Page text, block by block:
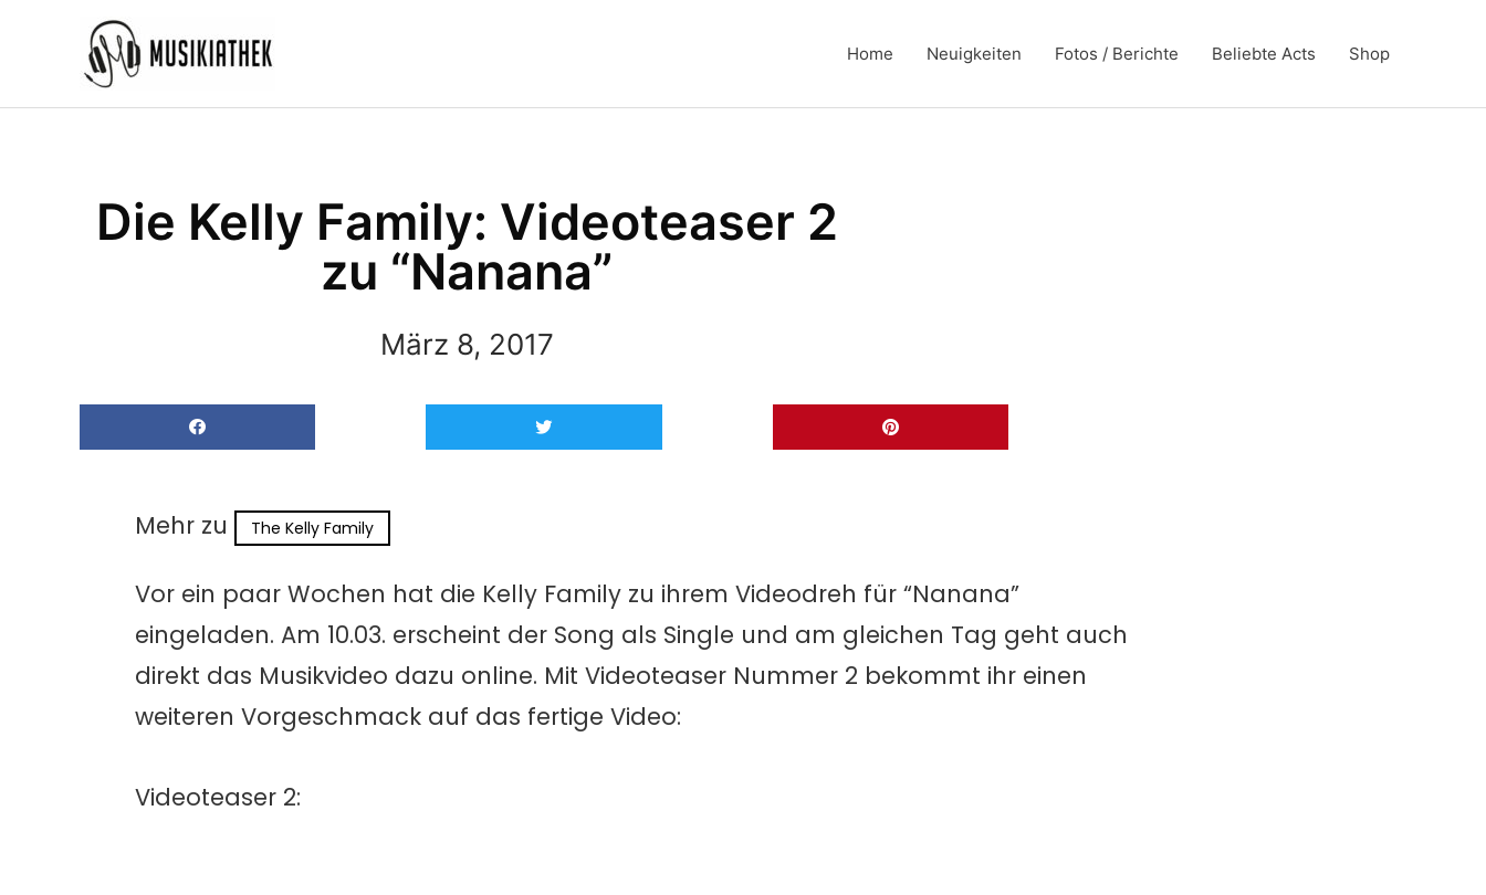
Home Neuigkeiten Fotos / Berichte Beliebte Acts Shop
Die Kelly Family: Videoteaser 2
zu “Nanana”
März 8, 2017
Mehr zu The Kelly Family
Vor ein paar Wochen hat die Kelly Family zu ihrem Videodreh für “Nanana”
eingeladen. Am 10.03. erscheint der Song als Single und am gleichen Tag geht auch
direkt das Musikvideo dazu online. Mit Videoteaser Nummer 2 bekommt ihr einen
weiteren Vorgeschmack auf das fertige Video:
Videoteaser 2: